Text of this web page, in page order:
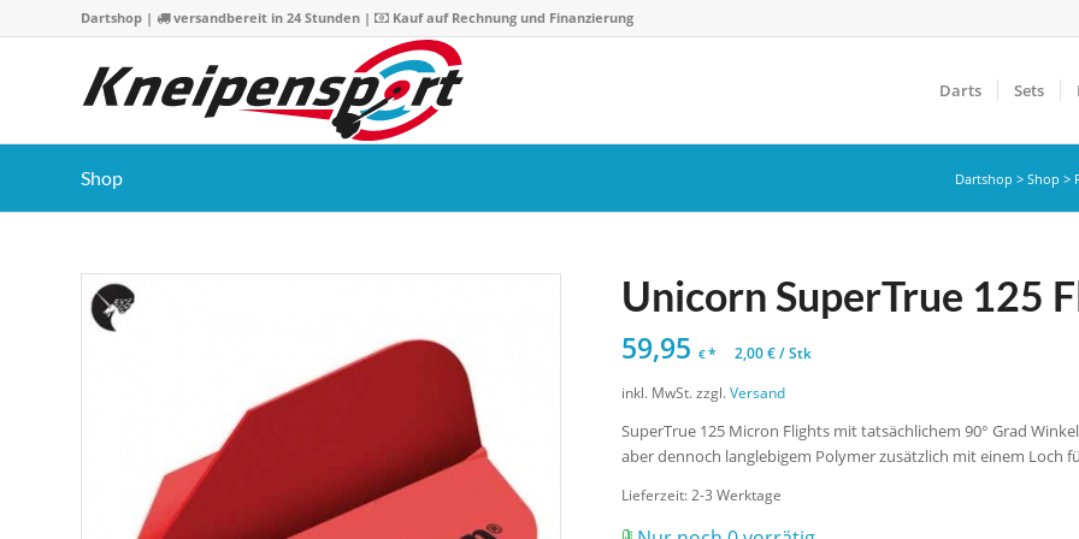
Dartshop | versandbereit in 24 Stunden | Kauf auf Rechnung und Finanzierung
Darts Sets
Shop Dartshop > Shop >
Unicorn SuperTrue 125
59,95€* 2,00€/Stk
inkl. MwSt. zzgl.Versand
SuperTrue 125 Micron Flights mit tatsächlichem 90° Grad
aber dennoch langlebigem Polymer zusätzlich mit einem Loch
Lieferzeit: 2-3 Werktage